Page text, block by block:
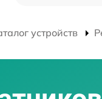
устройств